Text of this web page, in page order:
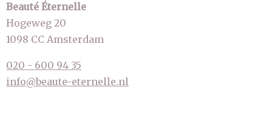
Beauté Éternelle
Hogeweg 20
1098 CC Amsterdam
020 - 600 94 35
info@beaute-eternelle.nl